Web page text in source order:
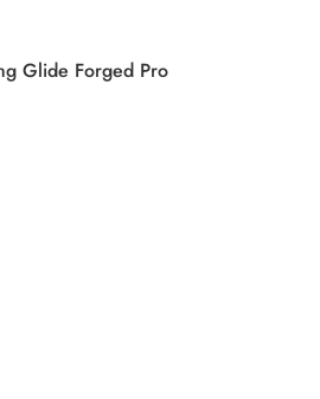
Glide Forged Pro